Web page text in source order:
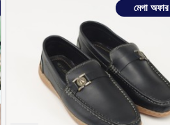
মেগা অফার